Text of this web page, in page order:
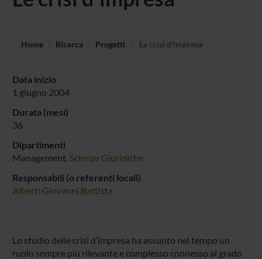
Home Ricerca Progetti Le crisi d'impresa
Data inizio
1 giugno 2004
Durata (mesi)
36
Dipartimenti
Management, Scienze Giuridiche
Responsabili (o referenti locali)
Alberti Giovanni Battista
Lo studio delle crisi d’impresa ha assunto nel tempo un
ruolo sempre più rilevante e complesso connesso al grado